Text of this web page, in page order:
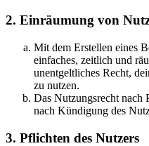
2. Einräumung von
Mit dem Erstellen eines
einfaches, zeitlich und
unentgeltliches Recht,
zu nutzen.
Das Nutzungsrecht nach
nach Kündigung des
3. Pflichten des Nutzers